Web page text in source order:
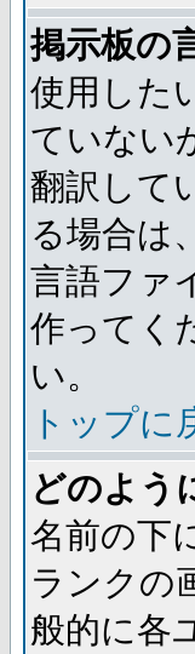
掲示板の
使用した
ていない
翻訳して
る場合は
言語ファ
作ってく
い。
トップに
どのよう
名前の下
ランクの
般的に各